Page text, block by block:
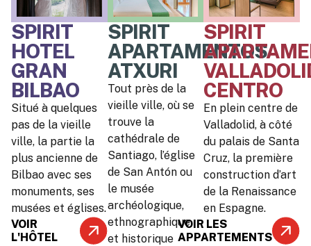
SPIRIT
HOTEL
GRAN
BILBAO
Situé à quelques
pas de la vieille
ville, la partie la
plus ancienne de
Bilbao avec ses
monuments, ses
musées et églises.
VOIR
L'HÔTEL
SPIRIT
APARTAMENTOS
ATXURI
Tout près de la
vieille ville, où se
trouve la
cathédrale de
Santiago, l’église
de San Antón ou
le musée
archéologique,
ethnographique
et historique
SPIRIT
CENTRO
En plein centre de
Valladolid, à côté
du palais de Santa
Cruz, la première
construction d’art
de la Renaissance
en Espagne.
VOIR LES
APPARTEMENTS